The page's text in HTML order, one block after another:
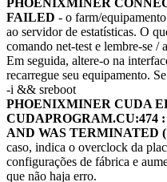
PHOENIXMINER
FAILED - o farm/
ao servidor de estatísticas. O
comando net-test e lembre-se
Em seguida, altere-o na
recarregue seu equipamento.
-i && sreboot
PHOENIXMINER CUDA
AND WAS TERMINATED
caso, indica o overclock da
configurações de fábrica e
que não haja erro.